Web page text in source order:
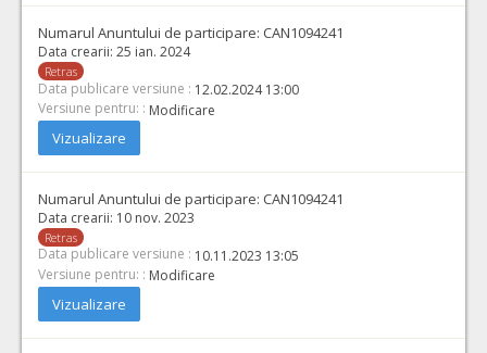
Numarul Anuntului de participare: CAN1094241
Data crearii: 25 ian. 2024
Retras
Data publicare versiune : 12.02.2024 13:00
Versiune pentru: : Modificare
Vizualizare
Numarul Anuntului de participare: CAN1094241
Data crearii: 10 nov. 2023
Retras
Data publicare versiune : 10.11.2023 13:05
Versiune pentru: : Modificare
Vizualizare